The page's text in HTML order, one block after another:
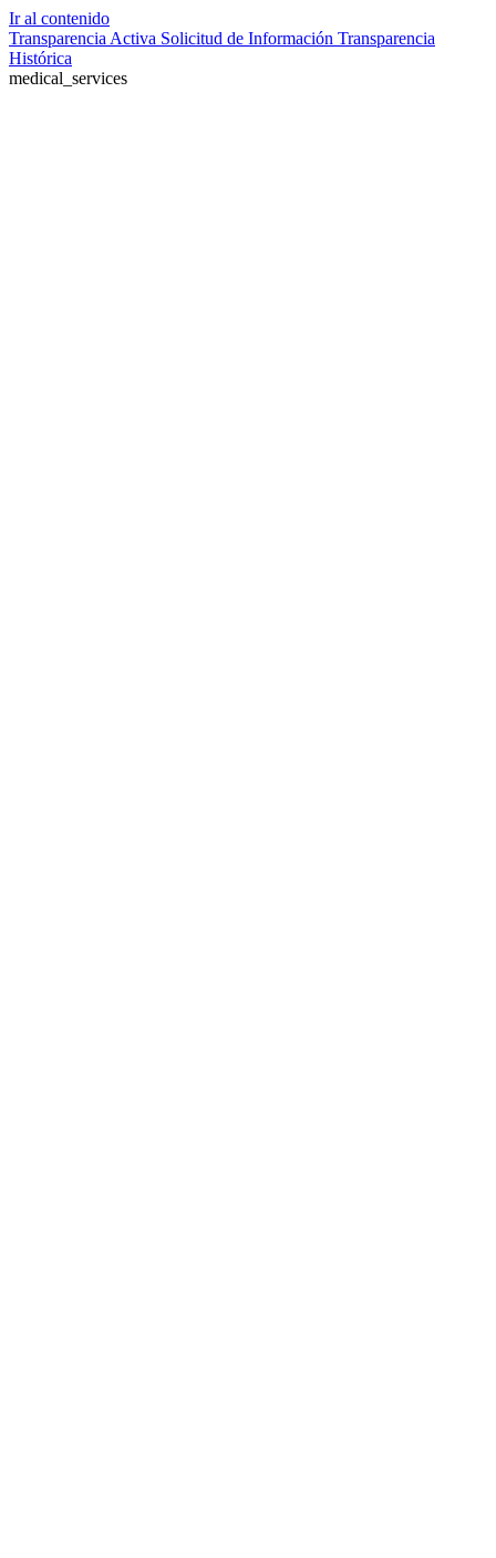
Ir al contenido
Transparencia Activa Solicitud de Información Transparencia
Histórica
medical_services